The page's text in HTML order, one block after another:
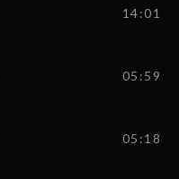
14:01
05:59
05:18